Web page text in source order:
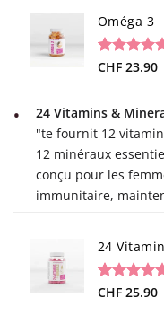
Oméga 3
Noté4.85
13
notations
client
CHF23.90
24 Vitamins &
"te fournit 12
12 minéraux
conçu pour les
immunitaire,
24
Noté5.00
3
CHF25.90